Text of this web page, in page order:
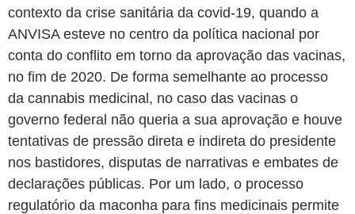
contexto da crise sanitária da covid-19, quando a
ANVISA esteve no centro da política nacional por
conta do conflito em torno da aprovação das vacinas,
no fim de 2020. De forma semelhante ao processo
da cannabis medicinal, no caso das vacinas o
governo federal não queria a sua aprovação e houve
tentativas de pressão direta e indireta do presidente
nos bastidores, disputas de narrativas e embates de
declarações públicas. Por um lado, o processo
regulatório da maconha para fins medicinais permite